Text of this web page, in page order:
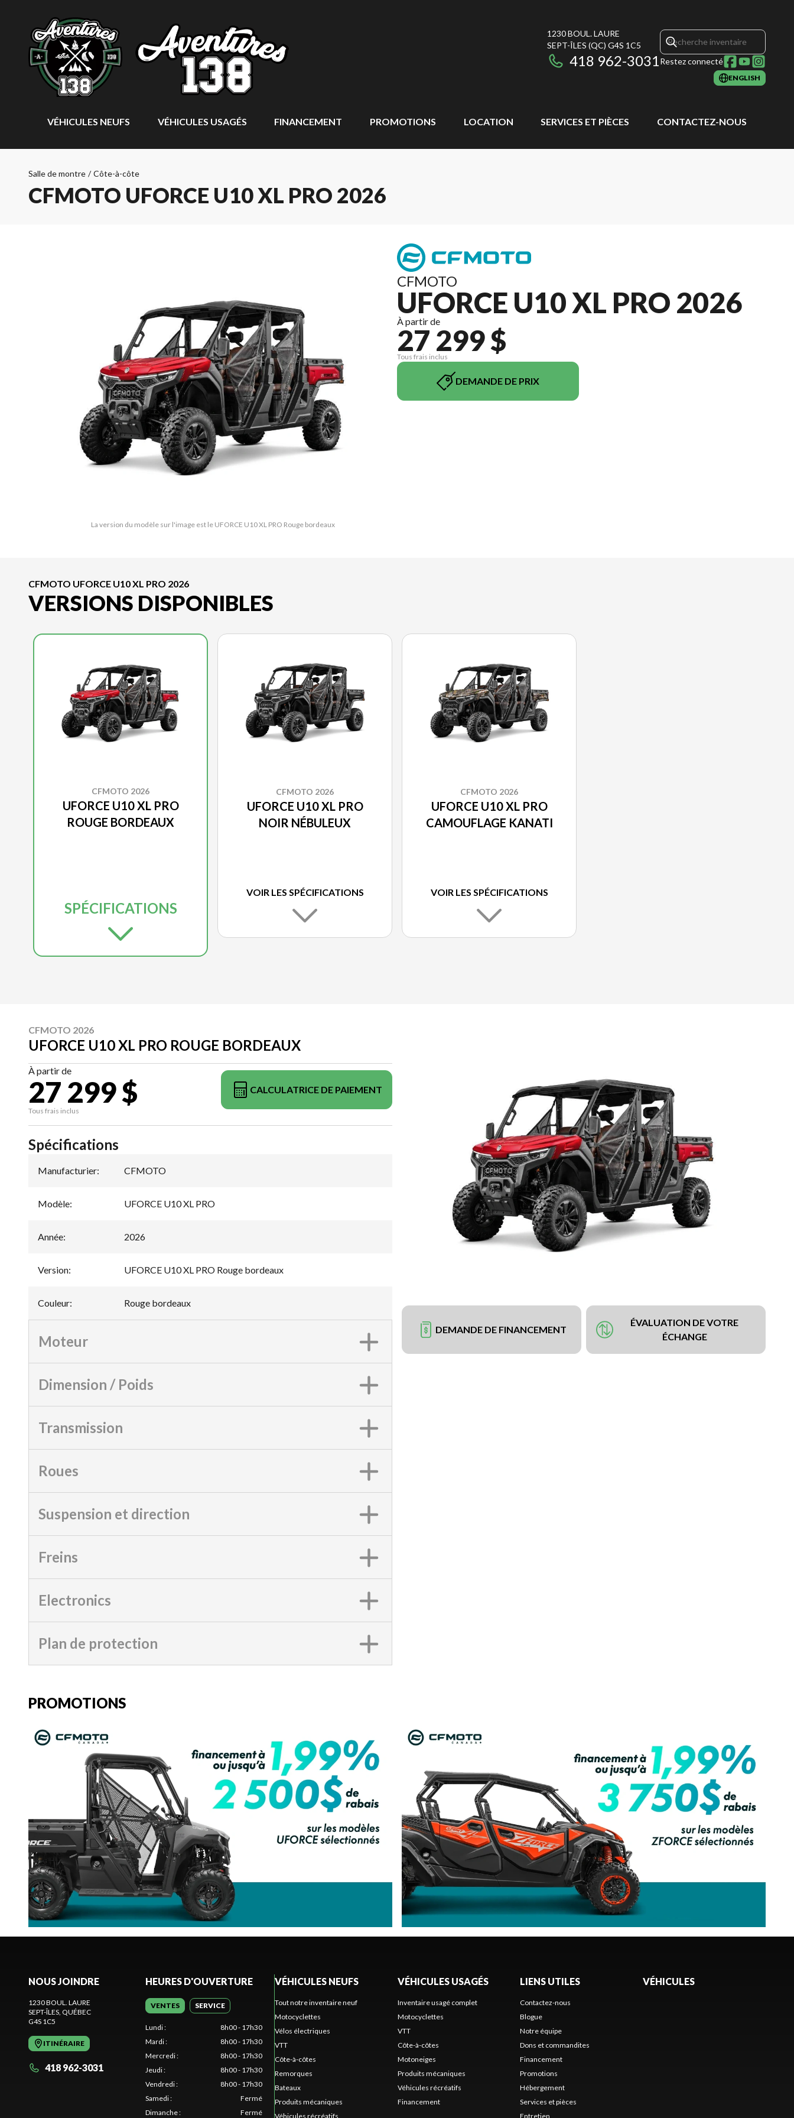
1230 BOUL. LAURE
SEPT-ÎLES (QC) G4S 1C5
418 962-3031Restez connecté
ENGLISH
VÉHICULES NEUFS VÉHICULES USAGÉS FINANCEMENT PROMOTIONS LOCATION SERVICES ET PIÈCES CONTACTEZ-NOUS
Salle de montre / Côte-à-côte
CFMOTO UFORCE U10 XL PRO 2026
La version du modèle sur l'image est le UFORCE U10 XL PRO Rouge bordeaux
CFMOTO
UFORCE U10 XL PRO 2026
À partir de
27 299 $
Tous frais inclus
DEMANDE DE PRIX
CFMOTO UFORCE U10 XL PRO 2026
VERSIONS DISPONIBLES
CFMOTO 2026
UFORCE U10 XL PRO
ROUGE BORDEAUX
SPÉCIFICATIONS
CFMOTO 2026
UFORCE U10 XL PRO
NOIR NÉBULEUX
VOIR LES SPÉCIFICATIONS
CFMOTO 2026
UFORCE U10 XL PRO
CAMOUFLAGE KANATI
VOIR LES SPÉCIFICATIONS
CFMOTO 2026
UFORCE U10 XL PRO ROUGE BORDEAUX
À partir de
27 299 $
Tous frais inclus
CALCULATRICE DE PAIEMENT
DEMANDE DE FINANCEMENT
ÉVALUATION DE VOTRE
ÉCHANGE
Spécifications
Manufacturier: CFMOTO
Modèle: UFORCE U10 XL PRO
Année: 2026
Version: UFORCE U10 XL PRO Rouge bordeaux
Couleur: Rouge bordeaux
Moteur
Dimension / Poids
Transmission
Roues
Suspension et direction
Freins
Electronics
Plan de protection
PROMOTIONS
NOUS JOINDRE
1230 BOUL. LAURE
SEPT-ÎLES, QUÉBEC
G4S 1C5
ITINÉRAIRE
418 962-3031
HEURES D'OUVERTURE
VENTES SERVICE
Lundi:
8h00 - 17h30
Mardi:
8h00 - 17h30
Mercredi:
8h00 - 17h30
Jeudi:
8h00 - 17h30
Vendredi:
8h00 - 17h30
Samedi:
Fermé
Dimanche: Fermé
VÉHICULES NEUFS
Tout notre inventaire neuf
Motocyclettes
Vélos électriques
VTT
Côte-à-côtes
Remorques
Bateaux
Produits mécaniques
Véhicules récréatifs
VÉHICULES USAGÉS
Inventaire usagé complet
Motocyclettes
VTT
Côte-à-côtes
Motoneiges
Produits mécaniques
Véhicules récréatifs
Financement
LIENS UTILES
Contactez-nous
Blogue
Notre équipe
Dons et commandites
Financement
Promotions
Hébergement
Services et pièces
Entretien
VÉHICULES